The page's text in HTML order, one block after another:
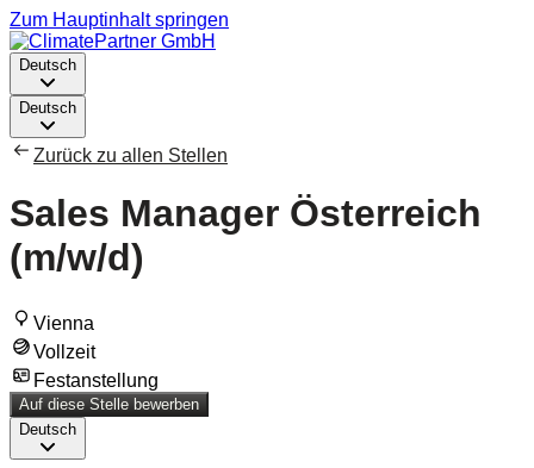
Zum Hauptinhalt springen
Deutsch
Deutsch
Zurück zu allen Stellen
Sales Manager Österreich
(m/w/d)
Vienna
Vollzeit
Festanstellung
Auf diese Stelle bewerben
Deutsch